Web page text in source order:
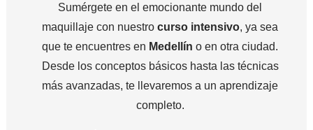
Sumérgete en el emocionante mundo del
maquillaje con nuestro curso intensivo, ya sea
que te encuentres en Medellín o en otra ciudad.
Desde los conceptos básicos hasta las técnicas
más avanzadas, te llevaremos a un aprendizaje
completo.